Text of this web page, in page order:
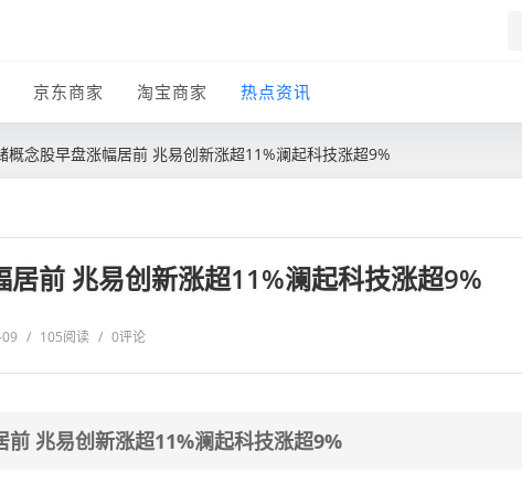
京东商家 淘宝商家 热点资讯
概念股早盘涨幅居前 兆易创新涨超11%澜起科技涨超9%
前 兆易创新涨超11%澜起科技涨超9%
/ 105阅读 / 0评论
前 兆易创新涨超11%澜起科技涨超9%